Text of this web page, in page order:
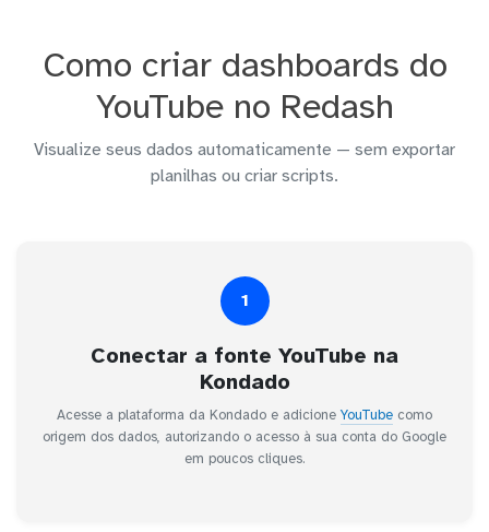
Como criar dashboards do
YouTube no Redash
Visualize seus dados automaticamente — sem exportar
planilhas ou criar scripts.
1
Conectar a fonte YouTube na
Kondado
Acesse a plataforma da Kondado e adicione YouTube como
origem dos dados, autorizando o acesso à sua conta do Google
em poucos cliques.